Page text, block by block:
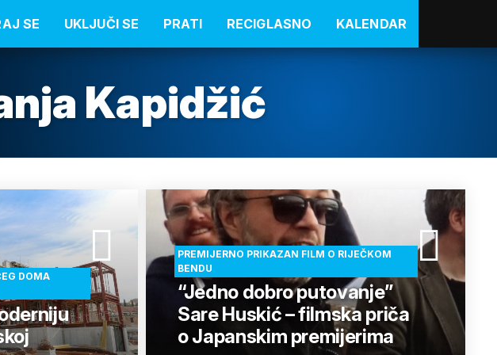
SE UKLJUČI SE PRATI RECIGLASNO KALENDAR
Kapidžić
DOMA
PREMIJERNO PRIKAZAN FILM O RIJEČKOM
BENDU
“Jedno dobro putovanje”
Sare Huskić – filmska priča
o Japanskim premijerima